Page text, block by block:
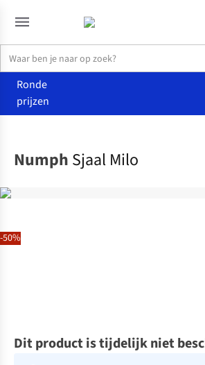
Ronde
prijzen
-50%
Numph Sjaal Milo
Dit product is tijdelijk niet